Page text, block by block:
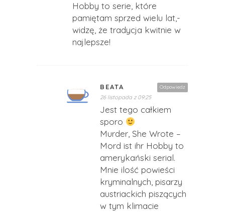
Hobby to serie, które
pamiętam sprzed wielu lat,-
widzę, że tradycja kwitnie w
najlepsze!
Odpowiedz
BEATA
26 listopada z 09:25
Jest tego całkiem
sporo
Murder, She Wrote –
Mord ist ihr Hobby to
amerykański serial.
Mnie ilość powieści
kryminalnych, pisarzy
austriackich piszących
w tym klimacie